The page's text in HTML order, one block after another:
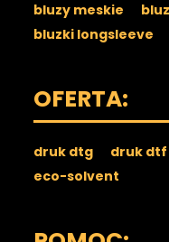
bluzy meskie
bluzki longsleeve
OFERTA:
druk dtg druk dtf
eco-solvent